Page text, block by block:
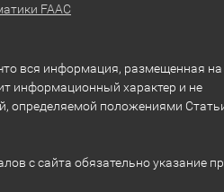
FAAC
вся информация, размещенная на
информационный характер и не
определяемой положениями
с сайта обязательно указание